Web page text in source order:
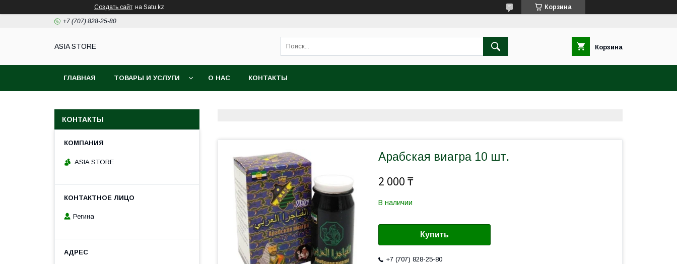
Создать сайт на Satu.kz Корзина
+7 (707) 828-25-80
ASIA STORE Корзина
ГЛАВНАЯ ТОВАРЫ И УСЛУГИ О НАС КОНТАКТЫ
Арабская виагра 10 шт.
2 000 ₸
В наличии
Купить
+7 (707) 828-25-80
КОНТАКТЫ
ASIA STORE
Регина